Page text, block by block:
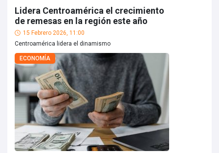
Lidera Centroamérica el crecimiento
de remesas en la región este año
15 Febrero 2026, 11:00
Centroamérica lidera el dinamismo
ECONOMÍA